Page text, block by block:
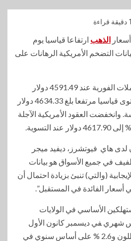
1 دقيقة قراءة
الذهب ارتفاعا قياسيا يوم
التضخم الأمريكية الرهانات على
واستقر الذهب في المعاملات الفورية عند 4591.49 دولار
للأوقية بعد أن سجل مستوى قياسيا مرتفعا بلغ 4634.33 دولار
العقود الأمريكية الآجلة
لدى هاي فيوتشرز، ديفيد ميجر
في جميع الأسواق هو بيانات
(والتي) تنبئ بزيادة احتمال أن
أسعار الفائدة في المستقبل”.
الأساسي في الولايات
أساس شهري ‍في ديسمبر كانون الأول
مقابل 0.3 % توقعها المحللون و2.6 % على أساس سنوي في